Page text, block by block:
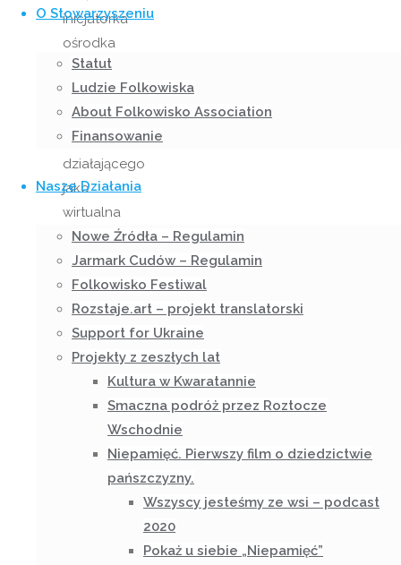
O Stowarzyszeniu
Statut
Ludzie Folkowiska
About Folkowisko Association
Finansowanie
Nasze Działania
Nowe Źródła – Regulamin
Jarmark Cudów – Regulamin
Folkowisko Festiwal
Rozstaje.art – projekt translatorski
Support for Ukraine
Projekty z zeszłych lat
Kultura w Kwaratannie
Smaczna podróż przez Roztocze
Wschodnie
Niepamięć. Pierwszy film o dziedzictwie
pańszczyzny.
Wszyscy jesteśmy ze wsi – podcast
2020
Pokaż u siebie „Niepamięć”
inicjatorka
ośrodka
kulturalnego
Bazar
Sztuki,
dziś
działającego
jako
wirtualna
Galeria
Rzeczy i
Wydarzeń
Rozmaitych
– Bazar
Sztuki.
Sanok
stał się
miejscem,
gdzie
podróżach